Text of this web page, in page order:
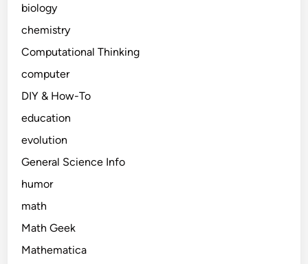
biology
chemistry
Computational Thinking
computer
DIY & How-To
education
evolution
General Science Info
humor
math
Math Geek
Mathematica